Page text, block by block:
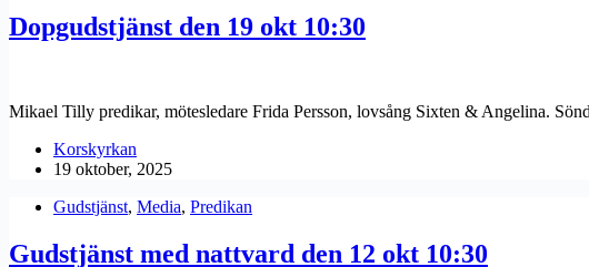
Dopgudstjänst den 19 okt 10:30
Mikael Tilly predikar, mötesledare Frida Persson, lovsång Sixten & Angelina.
Korskyrkan
19 oktober, 2025
Gudstjänst, Media, Predikan
Gudstjänst med nattvard den 12 okt 10:30